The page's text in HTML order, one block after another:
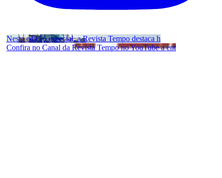
Nesta edição especial, a Revista Tempo destaca h
Confira no Canal da Revista Tempo no YouTube a ent